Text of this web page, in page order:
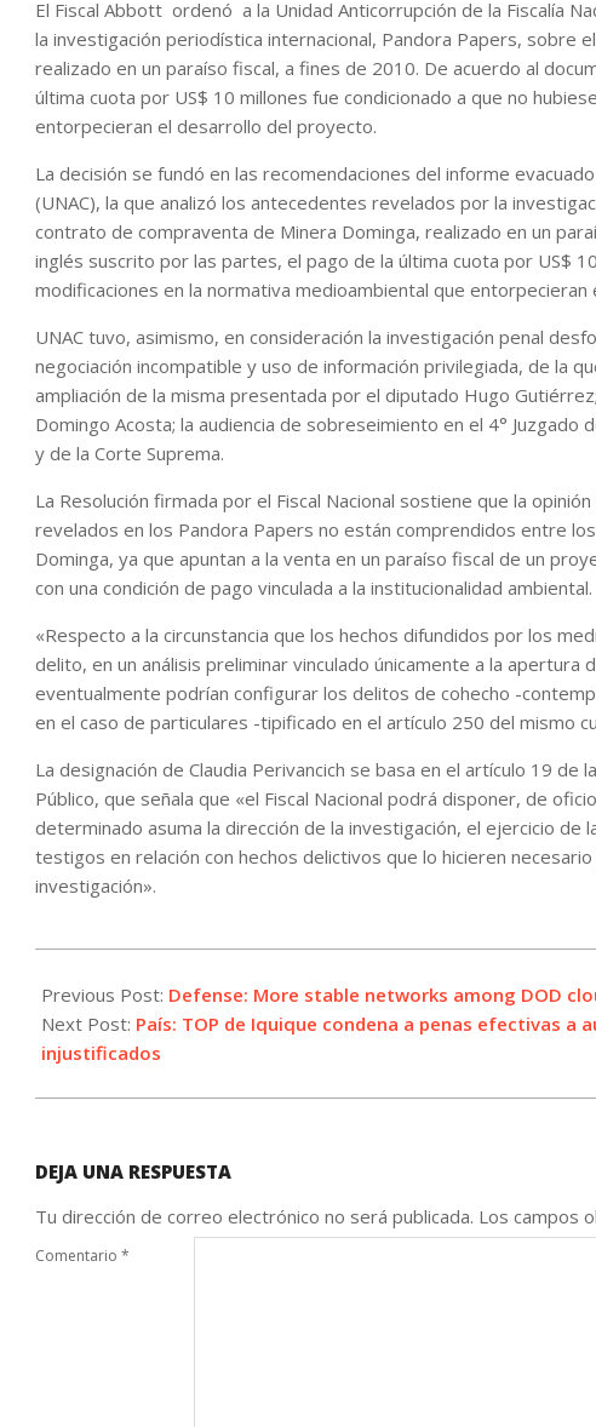
El Fiscal Abbott ordenó a la Unidad Anticorrupción de la Fiscalía
la investigación periodística internacional, Pandora Papers, sobre
realizado en un paraíso fiscal, a fines de 2010. De acuerdo al
última cuota por US$ 10 millones fue condicionado a que no
entorpecieran el desarrollo del proyecto.
La decisión se fundó en las recomendaciones del informe
(UNAC), la que analizó los antecedentes revelados por la
contrato de compraventa de Minera Dominga, realizado en un
inglés suscrito por las partes, el pago de la última cuota por US$
modificaciones en la normativa medioambiental que
UNAC tuvo, asimismo, en consideración la investigación penal
negociación incompatible y uso de información privilegiada, de la
ampliación de la misma presentada por el diputado Hugo
Domingo Acosta; la audiencia de sobreseimiento en el 4° Juzgado
y de la Corte Suprema.
La Resolución firmada por el Fiscal Nacional sostiene que la
revelados en los Pandora Papers no están comprendidos entre
Dominga, ya que apuntan a la venta en un paraíso fiscal de un
con una condición de pago vinculada a la institucionalidad ambiental.
«Respecto a la circunstancia que los hechos difundidos por los
delito, en un análisis preliminar vinculado únicamente a la apertura
eventualmente podrían configurar los delitos de cohecho -
en el caso de particulares -tipificado en el artículo 250 del mismo
La designación de Claudia Perivancich se basa en el artículo 19
Público, que señala que «el Fiscal Nacional podrá disponer, de
determinado asuma la dirección de la investigación, el ejercicio de
testigos en relación con hechos delictivos que lo hicieren
investigación».
10-
08
Previous Post: Defense: More stable networks among DOD
Next Post: País: TOP de Iquique condena a penas efectivas
injustificados
DEJA UNA RESPUESTA
Tu dirección de correo electrónico no será publicada. Los campos
Comentario *